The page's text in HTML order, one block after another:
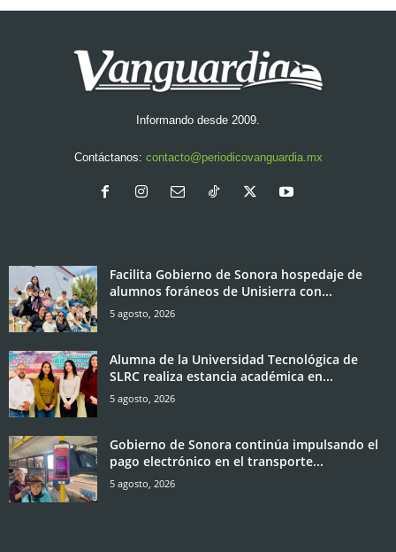
Informando desde 2009.
Contáctanos: contacto@periodicovanguardia.mx
Facilita Gobierno de Sonora hospedaje de
alumnos foráneos de Unisierra con...
5 agosto, 2026
Alumna de la Universidad Tecnológica de
SLRC realiza estancia académica en...
5 agosto, 2026
Gobierno de Sonora continúa impulsando el
pago electrónico en el transporte...
5 agosto, 2026